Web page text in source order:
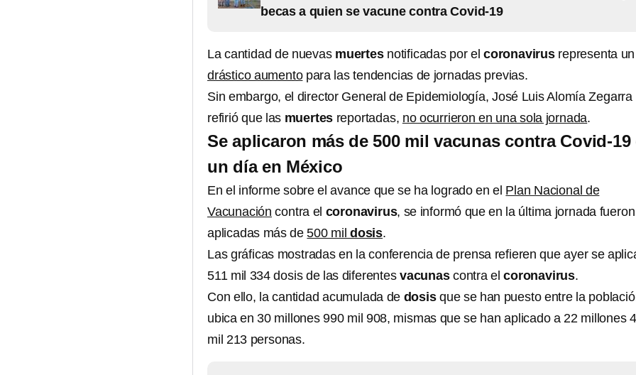
becas a quien se vacune contra Covid-19
La cantidad de nuevas muertesnotificadas por elcoronavirusrepresenta un
drástico aumentopara las tendencias de jornadas previas.
Sin embargo, el director General de Epidemiología, José Luis Alomía Zegarra
refirió que las muertes reportadas, no ocurrieron en una sola jornada.
Se aplicaron más de 500 mil vacunas contra Covid-19
un día en México
En el informe sobre el avance que se ha logrado en el Plan Nacional de
Vacunación contra el coronavirus, se informó que en la última jornada fueron
aplicadas más de500 mildosis.
Las gráficas mostradas en la conferencia de prensa refieren que ayer se
511 mil 334 dosis de las diferentesvacunascontra elcoronavirus.
Con ello, la cantidad acumulada de dosisque se han puesto entre la
ubica en 30 millones 990 mil 908, mismas que se han aplicado a 22 millones
mil 213 personas.